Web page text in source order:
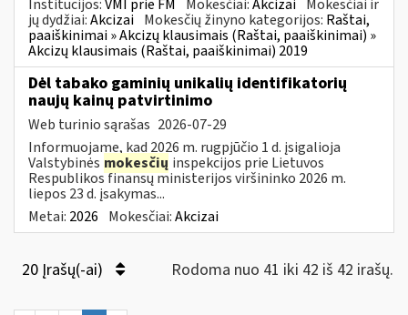
Institucijos:VMI prie FM Mokesčiai:Akcizai Mokesčiai ir
jų dydžiai:Akcizai Mokesčių žinyno kategorijos: Raštai,
paaiškinimai » Akcizų klausimais (Raštai, paaiškinimai) »
Akcizų klausimais (Raštai, paaiškinimai) 2019
Dėl tabako gaminių unikalių identifikatorių
naujų kainų patvirtinimo
Web turinio sąrašas 2026-07-29
Informuojame, kad 2026 m. rugpjūčio 1 d. įsigalioja
Valstybinės mokesčių inspekcijos prie Lietuvos
Respublikos finansų ministerijos viršininko 2026 m.
liepos 23 d. įsakymas...
Metai: 2026 Mokesčiai:Akcizai
20 Įrašų(-ai) Rodoma nuo 41 iki 42 iš 42 irašų.